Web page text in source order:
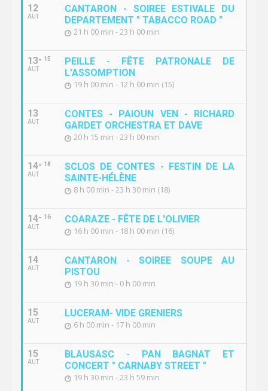
12
AUT
CANTARON - SOIREE ESTIVALE DU
DEPARTEMENT " TABACCO ROAD "
21 h 00 min - 23 h 00 min
13
AUT
15
PEILLE - FÊTE PATRONALE DE
L'ASSOMPTION
19 h 00 min - 12 h 00 min (15)
13
AUT
CONTES - PAIOUN VEN - RICHARD
GARDET ORCHESTRA ET DAVE
20 h 15 min - 23 h 00 min
14
AUT
18
SCLOS DE CONTES - FESTIN DE LA
SAINTE-HÉLÈNE
8 h 00 min - 23 h 30 min (18)
14
AUT
16 COARAZE - FÊTE DE L'OLIVIER
16 h 00 min - 18 h 00 min (16)
14
AUT
CANTARON - SOIREE SOUPE AU
PISTOU
19 h 30 min - 0 h 00 min
15
AUT
LUCERAM- VIDE GRENIERS
6 h 00 min - 17 h 00 min
15
AUT
BLAUSASC - PAN BAGNAT ET
CONCERT " CARNABY STREET "
19 h 30 min - 23 h 59 min